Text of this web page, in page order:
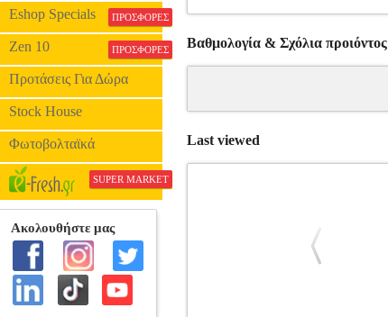
Eshop Specials ΠΡΟΣΦΟΡΕΣ
Zen 10 ΠΡΟΣΦΟΡΕΣ
Προτάσεις Για Δώρα
Stock House
Φωτοβολταϊκά
SUPER MARKET
Βαθμολογία & Σχόλια προιόντος
Last viewed